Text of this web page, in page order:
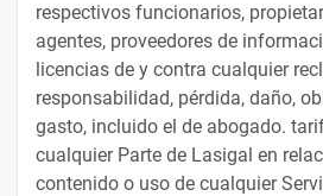
respectivos funcionarios,
agentes, proveedores de
licencias de y contra cualquier
responsabilidad, pérdida, daño,
gasto, incluido el de abogado.
cualquier Parte de Lasigal en
contenido o uso de cualquier